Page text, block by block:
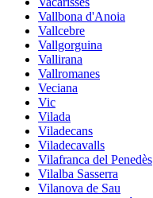
Vallbona d'Anoia
Vallcebre
Vallgorguina
Vallirana
Vallromanes
Veciana
Vic
Vilada
Viladecans
Viladecavalls
Vilafranca del Penedès
Vilalba Sasserra
Vilanova de Sau